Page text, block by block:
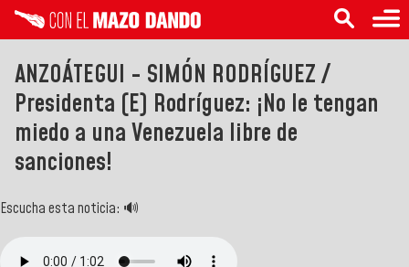
ANZOÁTEGUI - SIMÓN RODRÍGUEZ /
Presidenta (E) Rodríguez: ¡No le tengan
miedo a una Venezuela libre de
sanciones!
Escucha esta noticia: 🔊